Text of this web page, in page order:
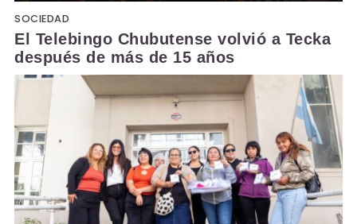
SOCIEDAD
El Telebingo Chubutense volvió a Tecka
después de más de 15 años